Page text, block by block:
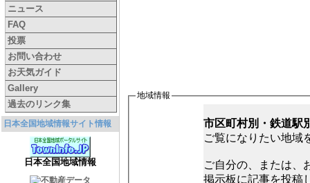
ニュース
FAQ
投票
お問い合わせ
お天気ガイド
Gallery
過去のリンク集
日本全国地域情報サイト情報
日本全国地域情報
地域情報
市区町村別・鉄道駅
ご覧になりたい地域
ご自分の、または、